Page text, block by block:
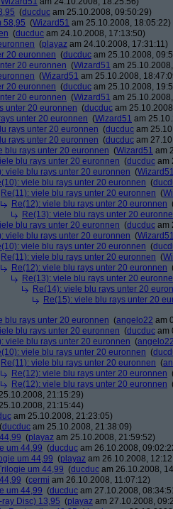
(ducduc am 25.10.2008, 09:50:29)
58,95 (Wizard51 am 25.10.2008, 18:05:22)
(ducduc am 24.10.2008, 17:13:50)
(playaz am 24.10.2008, 17:31:11)
20 euronnen (ducduc am 25.10.2008,
20 euronnen (Wizard51 am
(Wizard51 am 25.10.2008,
20 euronnen (ducduc am 25.10.2008,
20 euronnen (Wizard51 am
unter 20 euronnen (ducduc am
unter 20 euronnen (Wizard51 am
rays unter 20 euronnen (ducduc am
rays unter 20 euronnen (ducduc am
blu rays unter 20 euronnen (Wizard51 am
blu rays unter 20 euronnen (ducduc am
viele blu rays unter 20 euronnen (
viele blu rays unter 20 euronnen (
Re(11): viele blu rays unter 20 euronnen (
Re(12): viele blu rays unter 20 euronnen
Re(13): viele blu rays unter 20
blu rays unter 20 euronnen (ducduc am
viele blu rays unter 20 euronnen (
viele blu rays unter 20 euronnen (
Re(11): viele blu rays unter 20 euronnen (
Re(12): viele blu rays unter 20 euronnen
Re(13): viele blu rays unter 20
Re(14): viele blu rays unter 20
Re(15): viele blu rays unter 20
blu rays unter 20 euronnen (angelo22 am
blu rays unter 20 euronnen (ducduc am
viele blu rays unter 20 euronnen (
viele blu rays unter 20 euronnen (
Re(11): viele blu rays unter 20 euronnen (
Re(12): viele blu rays unter 20 euronnen
Re(12): viele blu rays unter 20 euronnen
21:15:29)
21:15:44)
am 25.10.2008, 21:23:05)
(ducduc am 25.10.2008, 21:38:09)
(playaz am 25.10.2008, 21:59:52)
um 44,99 (ducduc am 26.10.2008,
um 44,99 (playaz am 26.10.2008,
um 44,99 (ducduc am 26.10.2008,
(cermi am 26.10.2008, 11:07:12)
um 44,99 (ducduc am 27.10.2008,
Disc) 13,95 (playaz am 27.10.2008,